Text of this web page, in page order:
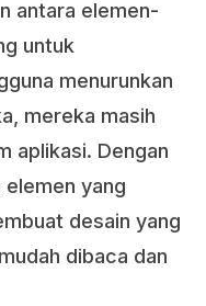
antara elemen-
untuk
menurunkan
mereka masih
aplikasi. Dengan
yang
desain yang
dibaca dan